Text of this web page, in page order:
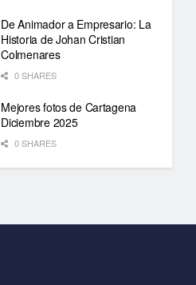
De Animador a Empresario: La
Historia de Johan Cristian
Colmenares
0 SHARES
Mejores fotos de Cartagena
Diciembre 2025
0 SHARES